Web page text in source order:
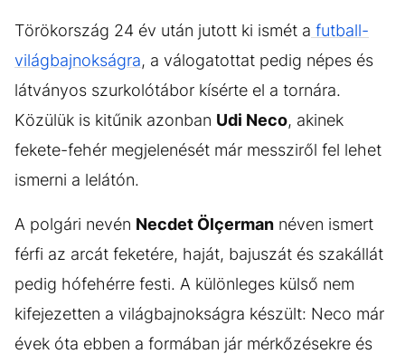
Törökország 24 év után jutott ki ismét a futball-
világbajnokságra, a válogatottat pedig népes és
látványos szurkolótábor kísérte el a tornára.
Közülük is kitűnik azonban Udi Neco, akinek
fekete-fehér megjelenését már messziről fel lehet
ismerni a lelátón.
A polgári nevén Necdet Ölçerman néven ismert
férfi az arcát feketére, haját, bajuszát és szakállát
pedig hófehérre festi. A különleges külső nem
kifejezetten a világbajnokságra készült: Neco már
évek óta ebben a formában jár mérkőzésekre és